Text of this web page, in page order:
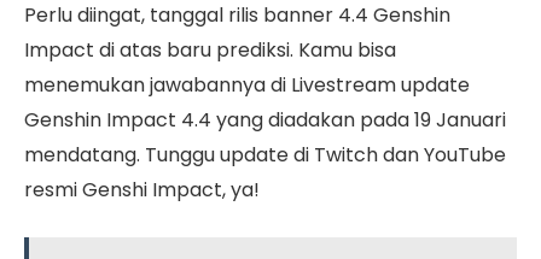
Perlu diingat, tanggal rilis banner 4.4 Genshin
Impact di atas baru prediksi. Kamu bisa
menemukan jawabannya di Livestream update
Genshin Impact 4.4 yang diadakan pada 19 Januari
mendatang. Tunggu update di Twitch dan YouTube
resmi Genshi Impact, ya!